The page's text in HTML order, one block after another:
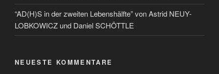
“AD(H)S in der zweiten Lebenshälfte” von Astrid NEUY-
LOBKOWICZ und Daniel SCHÖTTLE
NEUESTE KOMMENTARE